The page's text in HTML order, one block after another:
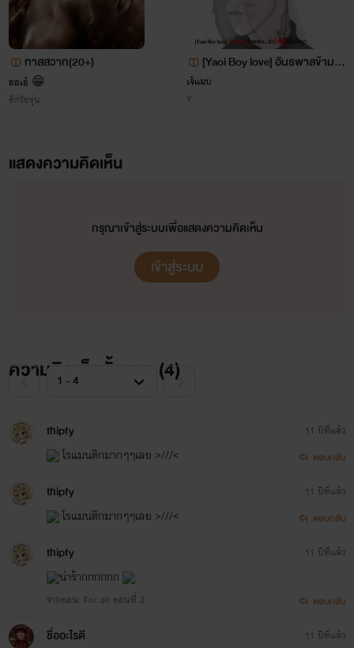
"ผมก็แค่...อยากอยู่กับเขาไปตลอด...เท่านั้นเอง"
ทาสสวาท(20+)
ออเอ้ 😁
รักวัยรุ่น
[Yaoi Boy love] อันธพาลข้ามแ
ดน...ล่าหัวใจมึงให้รักกู!!
เจ้แมบ
Y
แสดงความคิดเห็น
กรุณาเข้าสู่ระบบเพื่อแสดงความคิดเห็น
เข้าสู่ระบบ
ความคิดเห็นทั้งหมด (4)
thipfy
โรแมนติกมากๆๆเลย >///<
11 ปีที่แล้ว
ตอบกลับ
thipfy
โรแมนติกมากๆๆเลย >///<
11 ปีที่แล้ว
ตอบกลับ
thipfy
น่าร้ากกกกกก
จากตอน: For all ตอนที่ 3
11 ปีที่แล้ว
ตอบกลับ
ชื่ออะไรดี 11 ปีที่แล้ว